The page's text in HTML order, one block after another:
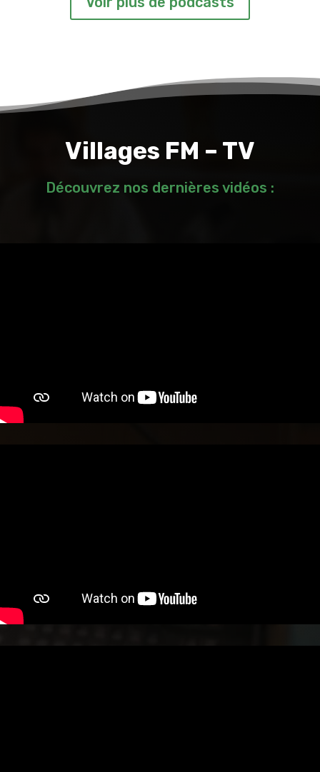
Villages FM – TV
Découvrez nos dernières vidéos :